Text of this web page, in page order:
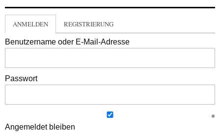
ANMELDEN REGISTRIERUNG
Benutzername oder E-Mail-Adresse
Passwort
Angemeldet bleiben